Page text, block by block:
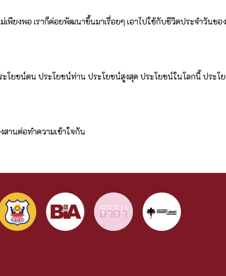
เพียงพอ เราก็ค่อยพัฒนาขึ้นมาเรื่อยๆ เอาไปใช้กับชีวิตประจำวันขอ
โยชน์ตน ประโยชน์ท่าน ประโยชน์สูงสุด ประโยชน์ในโลกนี้ ประ
านต่อทำความเข้าใจกัน